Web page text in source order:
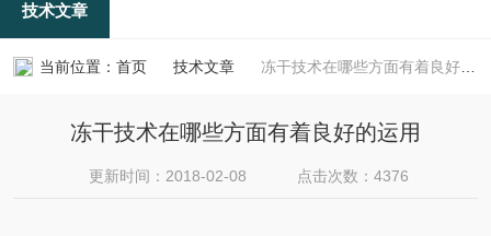
技术文章
当前位置： 首页 技术文章 冻干技术在哪些方面有着良好的运用
冻干技术在哪些方面有着良好的运用
更新时间：2018-02-08 点击次数：4376